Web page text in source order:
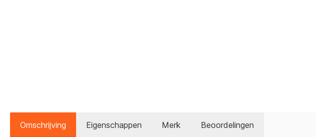
Omschrijving Eigenschappen Merk Beoordelingen